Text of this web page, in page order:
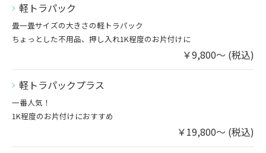
軽トラパック
畳一畳サイズの大きさの軽トラパック
ちょっとした不用品、押し入れ1K程度のお片付けに
￥9,800～ (税込)
軽トラパックプラス
一番人気！
1K程度のお片付けにおすすめ
￥19,800～ (税込)